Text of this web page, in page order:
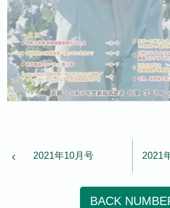
投稿ナビゲーション
2021年10月号 2021
BACK